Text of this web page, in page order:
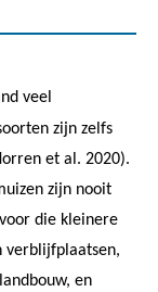
veel
zijn zelfs
et al. 2020).
zijn nooit
die kleinere
verblijfplaatsen,
en